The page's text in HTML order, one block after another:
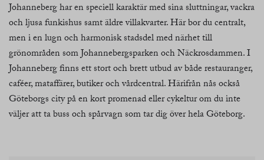
Johanneberg har en speciell karaktär med sina sluttningar, vackra
och ljusa funkishus samt äldre villakvarter. Här bor du centralt,
men i en lugn och harmonisk stadsdel med närhet till
grönområden som Johannebergsparken och Näckrosdammen. I
Johanneberg finns ett stort och brett utbud av både restauranger,
caféer, mataffärer, butiker och vårdcentral. Härifrån nås också
Göteborgs city på en kort promenad eller cykeltur om du inte
väljer att ta buss och spårvagn som tar dig över hela Göteborg.